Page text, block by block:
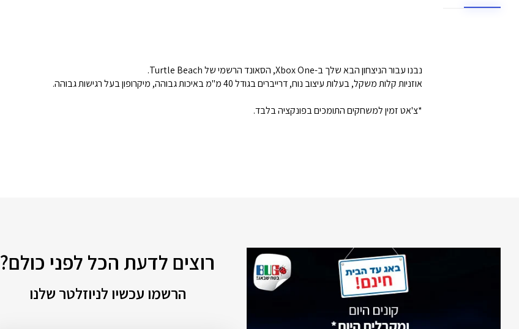
נבנו עבור הניצחון הבא שלך ב-Xbox One, הסאונד הרשמי של Turtle Beach.
אוזניות קלות משקל, בעלות עיצוב נוח, דרייברים בגודל 40 מ"מ באיכות גבוהה, מיקרופון בעל רגישות גבוהה.
*צ'אט זמין למשחקים התומכים בפונקציה בלבד.
רוצים לדעת הכל לפני כולם?
הרשמו עכשיו לניוזלטר שלנו